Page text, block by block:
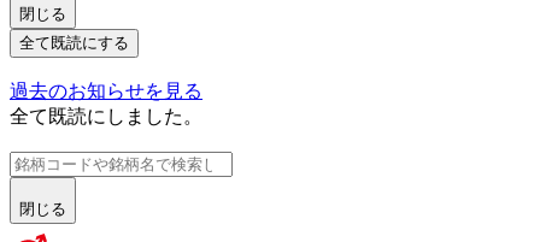
閉じる
全て既読にする
過去のお知らせを見る
全て既読にしました。
閉じる